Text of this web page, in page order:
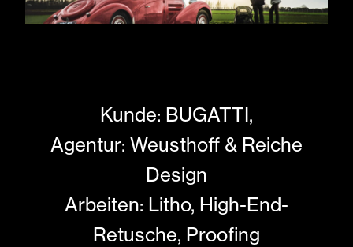
Kunde: BUGATTI,
Agentur: Weusthoff & Reiche
Design
Arbeiten: Litho, High-End-
Retusche, Proofing